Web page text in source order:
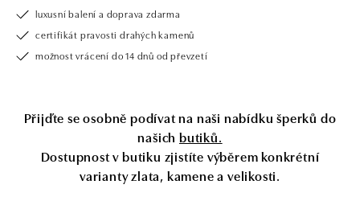
luxusní balení a doprava zdarma
certifikát pravosti drahých kamenů
možnost vrácení do 14 dnů od převzetí
Přijďte se osobně podívat na naši nabídku šperků do
našich butiků.
Dostupnost v butiku zjistíte výběrem konkrétní
varianty zlata, kamene a velikosti.